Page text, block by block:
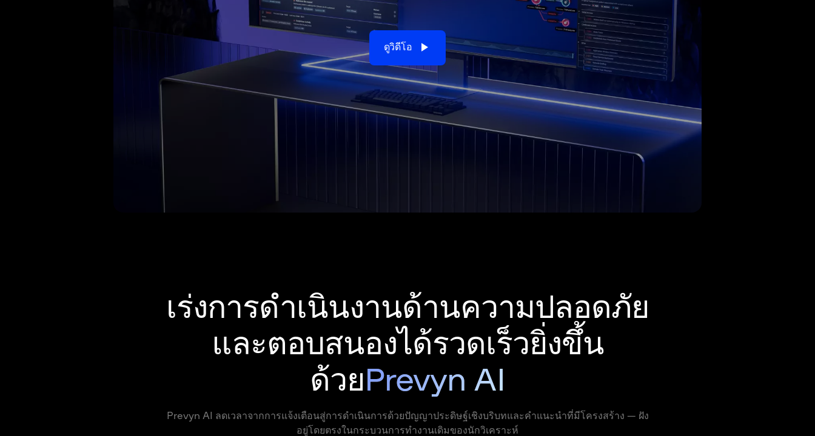
ดูวิดีโอ play_arrow
ดูวิดีโอ play_arrow
เร่งการดำเนินงานด้านความปลอดภัย
และตอบสนองได้รวดเร็วยิ่งขึ้น
ด้วย Prevyn AI
Prevyn AI ลดเวลาจากการแจ้งเตือนสู่การดำเนินการด้วยปัญญาประดิษฐ์เชิงบริบทและคำแนะนำที่มีโครงสร้าง — ฝัง
อยู่โดยตรงในกระบวนการทำงานเดิมของนักวิเคราะห์